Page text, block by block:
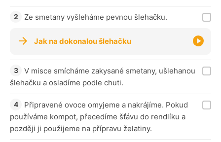
Ze smetany vyšleháme pevnou šlehačku.
Jak na dokonalou šlehačku
V misce smícháme zakysané smetany, ušlehanou
šlehačku a osladíme podle chuti.
Připravené ovoce omyjeme a nakrájíme. Pokud
používáme kompot, přecedíme šťávu do rendlíku a
později ji použijeme na přípravu želatiny.